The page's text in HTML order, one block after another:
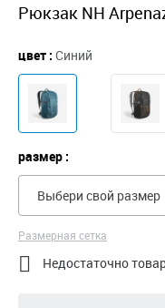
Рюкзак NH
цвет : Синий
размер :
Выбери свой размер
Размерная сетка
 Недостаточно